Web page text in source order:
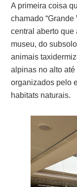
A primeira coisa
chamado
central aberto que
museu, do
animais
alpinas no alto
organizados pelo
habitats naturais.